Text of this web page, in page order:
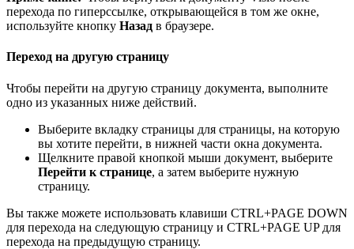
перехода по гиперссылке, открывающейся в том же окне,
используйте кнопку Назад в браузере.
Переход на другую страницу
Чтобы перейти на другую страницу документа, выполните
одно из указанных ниже действий.
Выберите вкладку страницы для страницы, на которую
вы хотите перейти, в нижней части окна документа.
Щелкните правой кнопкой мыши документ, выберите
Перейти к странице, а затем выберите нужную
страницу.
Вы также можете использовать клавиши CTRL+PAGE DOWN
для перехода на следующую страницу и CTRL+PAGE UP для
перехода на предыдущую страницу.